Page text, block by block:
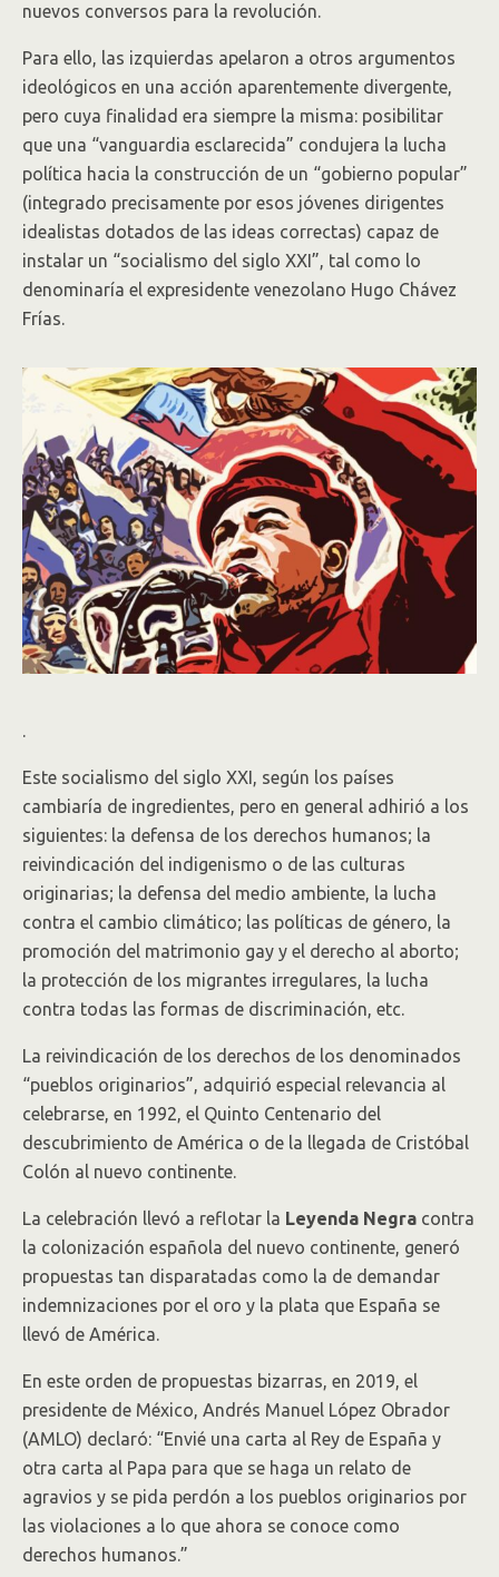
nuevos conversos para la revolución.
Para ello, las izquierdas apelaron a otros argumentos
ideológicos en una acción aparentemente divergente,
pero cuya finalidad era siempre la misma: posibilitar
que una “vanguardia esclarecida” condujera la lucha
política hacia la construcción de un “gobierno popular”
(integrado precisamente por esos jóvenes dirigentes
idealistas dotados de las ideas correctas) capaz de
instalar un “socialismo del siglo XXI”, tal como lo
denominaría el expresidente venezolano Hugo Chávez
Frías.
.
Este socialismo del siglo XXI, según los países
cambiaría de ingredientes, pero en general adhirió a los
siguientes: la defensa de los derechos humanos; la
reivindicación del indigenismo o de las culturas
originarias; la defensa del medio ambiente, la lucha
contra el cambio climático; las políticas de género, la
promoción del matrimonio gay y el derecho al aborto;
la protección de los migrantes irregulares, la lucha
contra todas las formas de discriminación, etc.
La reivindicación de los derechos de los denominados
“pueblos originarios”, adquirió especial relevancia al
celebrarse, en 1992, el Quinto Centenario del
descubrimiento de América o de la llegada de Cristóbal
Colón al nuevo continente.
La celebración llevó a reflotar la Leyenda Negra contra
la colonización española del nuevo continente, generó
propuestas tan disparatadas como la de demandar
indemnizaciones por el oro y la plata que España se
llevó de América.
En este orden de propuestas bizarras, en 2019, el
presidente de México, Andrés Manuel López Obrador
(AMLO) declaró: “Envié una carta al Rey de España y
otra carta al Papa para que se haga un relato de
agravios y se pida perdón a los pueblos originarios por
las violaciones a lo que ahora se conoce como
derechos humanos.”